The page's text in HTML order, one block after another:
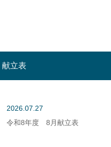
献立表
2026.07.27
令和8年度 8月献立表